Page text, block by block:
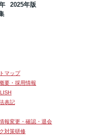
2025年版
マップ
要・採用情報
表記
報変更・確認・退会
対策研修